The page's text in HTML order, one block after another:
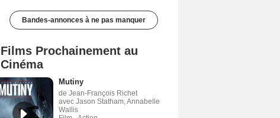
Bandes-annonces à ne pas manquer
Films Prochainement au
Cinéma
Mutiny
de Jean-François Richet
avec Jason Statham, Annabelle
Wallis